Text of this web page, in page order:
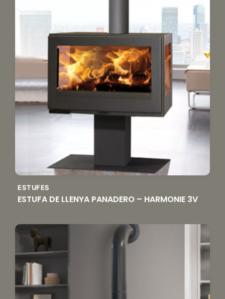
ESTUFES
ESTUFA DE LLENYA PANADERO – HARMONIE 3V